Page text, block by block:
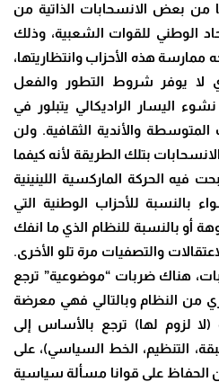
من بعض الانسحابات الذاتية من
الوطني للقوات الشعبية، وذلك
ممارسة هذه الأحزاب وانتظاريتها،
لا يوفر شروط التطور والفعل
اليسار الراديكالي يتبلور في
والأندية الثقافية. ولن
بتلك الطريقة لأنه كيفما
فيه الحركة الماركسية اللينينية
للأحزاب الوطنية التي
أو بالنسبة للنظام الذي ما انفك
والتصفيات مرة تلو الأخرى.
هناك ضربات “موضوعية” ترجع
من النظام وبالتالي فهي معرضة
لزوم لها) ترجع بالأساس إلى
التنظيم، الخط السياسي)، على
الحفاظ على قوانا مسألة سياسية